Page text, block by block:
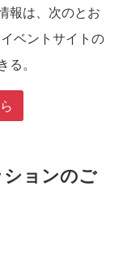
報は、次のとお
ベントサイトの
。
ョンのご